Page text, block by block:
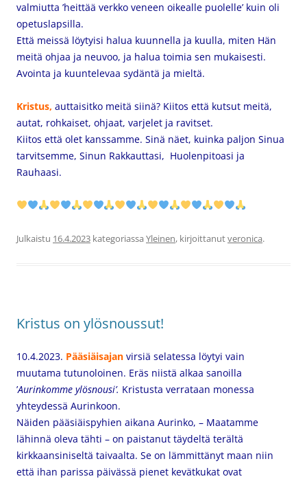
valmiutta ’heittää verkko veneen oikealle puolelle’ kuin oli
opetuslapsilla.
Että meissä löytyisi halua kuunnella ja kuulla, miten Hän
meitä ohjaa ja neuvoo, ja halua toimia sen mukaisesti.
Avointa ja kuuntelevaa sydäntä ja mieltä.
Kristus, auttaisitko meitä siinä? Kiitos että kutsut meitä,
autat, rohkaiset, ohjaat, varjelet ja ravitset.
Kiitos että olet kanssamme. Sinä näet, kuinka paljon Sinua
tarvitsemme, Sinun Rakkauttasi, Huolenpitoasi ja
Rauhaasi.
Julkaistu 16.4.2023 kategoriassa Yleinen, kirjoittanutveronica.
Kristus on ylösnoussut!
10.4.2023. Pääsiäisajan virsiä selatessa löytyi vain
muutama tutunoloinen. Eräs niistä alkaa sanoilla
’Aurinkomme ylösnousi’. Kristusta verrataan monessa
yhteydessä Aurinkoon.
Näiden pääsiäispyhien aikana Aurinko, – Maatamme
lähinnä oleva tähti – on paistanut täydeltä terältä
kirkkaansiniseltä taivaalta. Se on lämmittänyt maan niin
että ihan parissa päivässä pienet kevätkukat ovat